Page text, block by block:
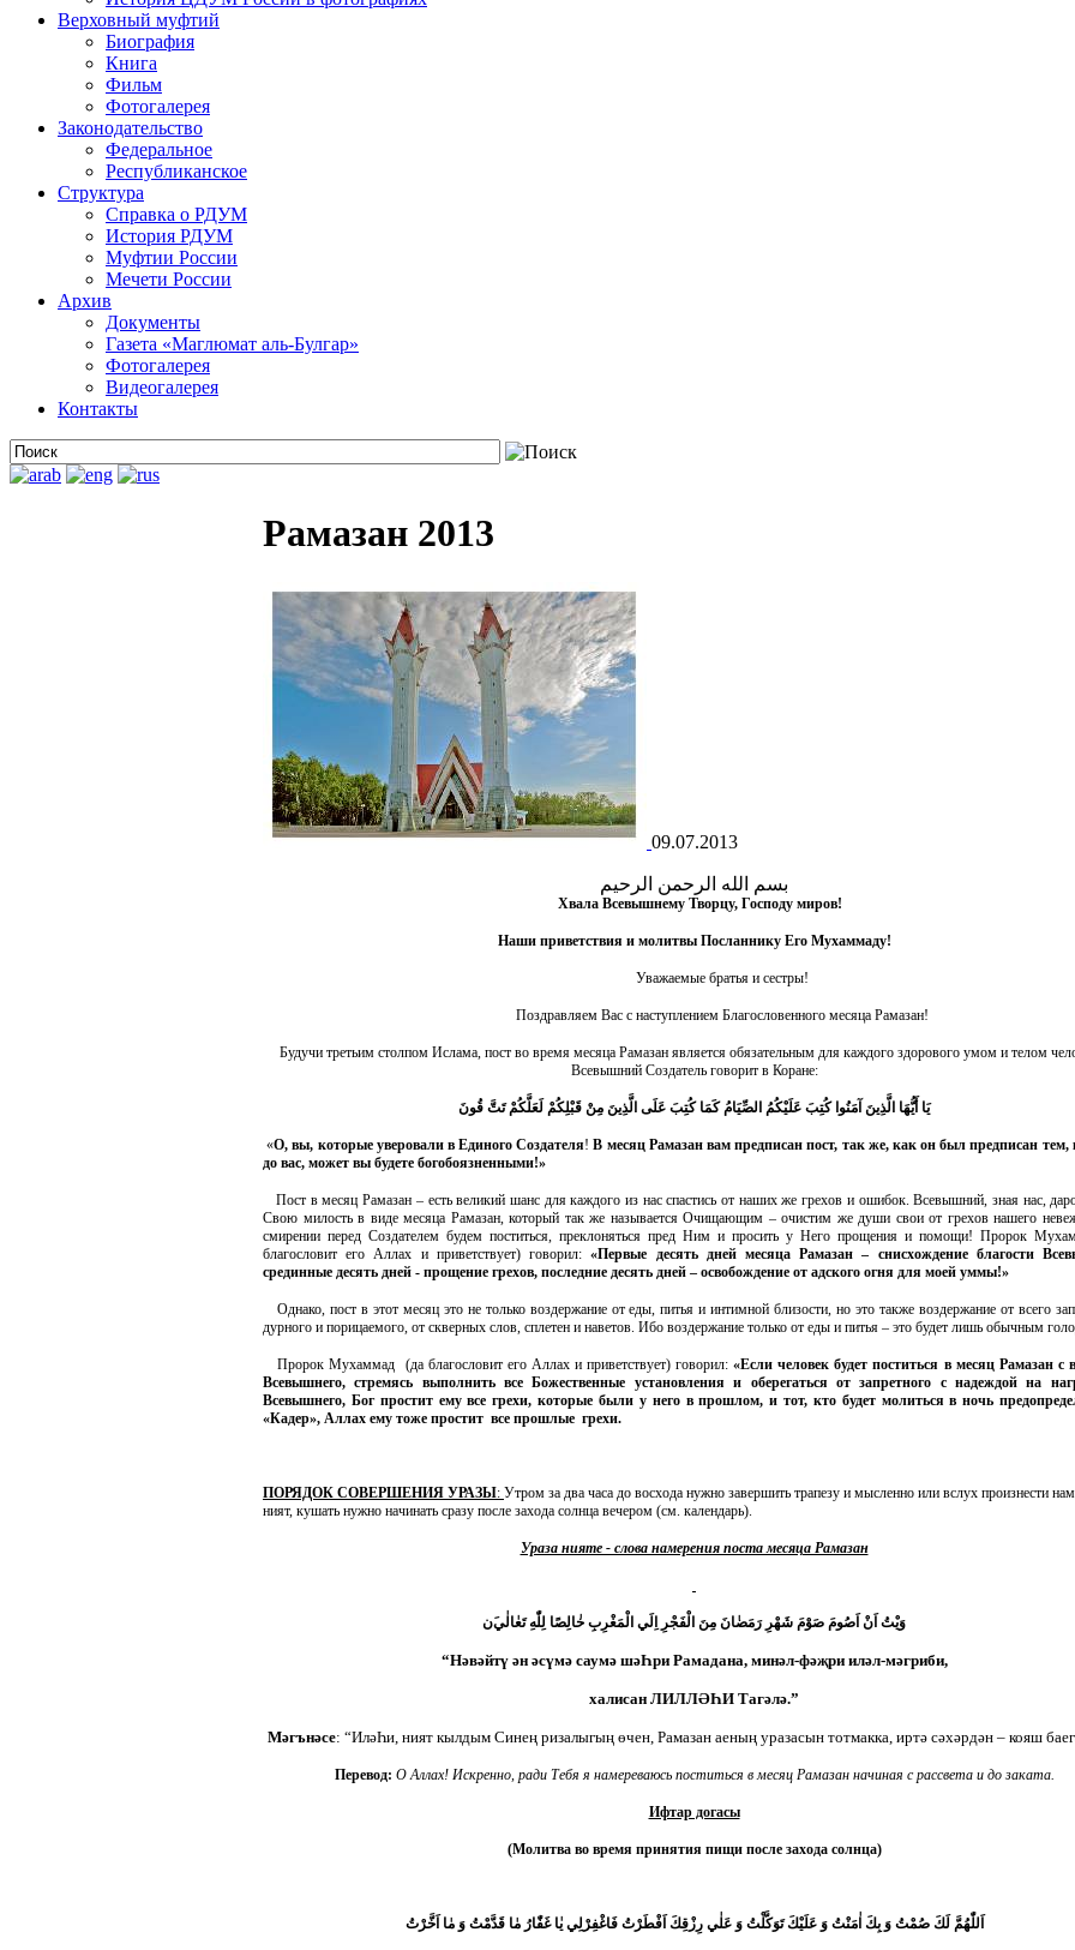
Верховный муфтий
Биография
Книга
Фильм
Фотогалерея
Законодательство
Федеральное
Республиканское
Структура
Справка о РДУМ
История РДУМ
Муфтии России
Мечети России
Архив
Документы
Газета «Маглюмат аль-Булгар»
Фотогалерея
Видеогалерея
Контакты
Рамазан 2013
09.07.2013
بسم الله الرحمن الرحيم
Хвала Всевышнему Творцу, Господу миров!
Наши приветствия и молитвы Посланнику Его Мухаммаду!
Уважаемые братья и сестры!
Поздравляем Вас с наступлением Благословенного месяца Рамазан!
Будучи третьим столпом Ислама, пост во время месяца Рамазан является обязательным для каждого здорового умом и телом
Всевышний Создатель говорит в Коране:
يَا أَيُّهَا الَّذِينَ آمَنُوا كُتِبَ عَلَيْكُمُ الصِّيَامُ كَمَا كُتِبَ عَلَى الَّذِينَ مِنْ قَبْلِكُمْ لَعَلَّكُمْ تَتَّ قُونَ
«О, вы, которые уверовали в Единого Создателя!В месяц Рамазан вам предписан пост, так же, как он был предписан тем,
до вас, может вы будете богобоязненными!»
Пост в месяц Рамазан – есть великий шанс для каждого из нас спастись от наших же грехов и ошибок. Всевышний, зная нас,
Свою милость в виде месяца Рамазан, который так же называется Очищающим – очистим же души свои от грехов нашего
смирении перед Создателем будем поститься, преклоняться пред Ним и просить у Него прощения и помощи! Пророк
благословит его Аллах и приветствует) говорил:«Первые десять дней месяца Рамазан – снисхождение благости
срединные десять дней - прощение грехов, последние десять дней – освобождение от адского огня для моей уммы!»
Однако, пост в этот месяц это не только воздержание от еды, питья и интимной близости, но это также воздержание от всего
дурного и порицаемого, от скверных слов, сплетен и наветов. Ибо воздержание только от еды и питья – это будет лишь обычным
Пророк Мухаммад (да благословит его Аллах и приветствует) говорил:«Если человек будет поститься в месяц Рамазан с
Всевышнего, стремясь выполнить все Божественные установления и оберегаться от запретного с надеждой на
Всевышнего, Бог простит ему все грехи, которые были у него в прошлом, и тот, кто будет молиться в ночь
«Кадер», Аллах ему тоже простит все прошлые грехи.
ПОРЯДОК СОВЕРШЕНИЯ УРАЗЫ: Утром за два часа до восхода нужно завершить трапезу и мысленно или вслух произнести
ният, кушать нужно начинать сразу после захода солнца вечером (см. календарь).
Ураза нияте - слова намерения поста месяца Рамазан
نوَيْتُ اَنْ اَصُومَ صَوْمَ شَهْرِ رَمَضٰانَ مِنَ الْفَجْرِ اِلَي الْمَغْرِبِ خٰالِصًا لِلّٰهِ تَعٰالٰي
“Нәвәйтү ән әсүмә саумә шәҺри Рамадана, минәл-фәҗри иләл-мәгриби,
халисан ЛИЛЛӘҺИ Тагәлә.”
Мәгънәсе: “ИләҺи, ният кылдым Синең ризалыгың өчен, Рамазан аеның уразасын тотмакка, иртә сәхәрдән – кояш
Перевод: О Аллах! Искренно, ради Тебя я намереваюсь поститься в месяц Рамазан начиная с рассвета и до заката.
Ифтар догасы
(Молитва во время принятия пищи после захода солнца)
اَللّٰهُمَّ لَكَ صُمْتُ وَ بِكَ اٰمَنْتُ وَ عَلَيْكَ تَوَكَّلْتُ وَ عَلٰي رِزْقِكَ اَفْطَرْتُ فَاغْفِرْلِي يٰا غَفّٰارُ مٰا قَدَّمْتُ وَ مٰا اَخَّرْتُ